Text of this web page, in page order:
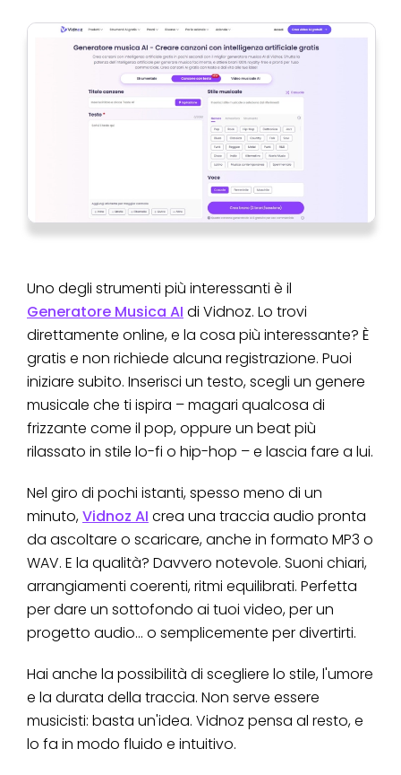
Uno degli strumenti più interessanti è il
Generatore Musica AI di Vidnoz. Lo trovi
direttamente online, e la cosa più interessante? È
gratis e non richiede alcuna registrazione. Puoi
iniziare subito. Inserisci un testo, scegli un genere
musicale che ti ispira – magari qualcosa di
frizzante come il pop, oppure un beat più
rilassato in stile lo-fi o hip-hop – e lascia fare a lui.
Nel giro di pochi istanti, spesso meno di un
minuto,Vidnoz AI crea una traccia audio pronta
da ascoltare o scaricare, anche in formato MP3 o
WAV. E la qualità? Davvero notevole. Suoni chiari,
arrangiamenti coerenti, ritmi equilibrati. Perfetta
per dare un sottofondo ai tuoi video, per un
progetto audio... o semplicemente per divertirti.
Hai anche la possibilità di scegliere lo stile, l'umore
e la durata della traccia. Non serve essere
musicisti: basta un'idea. Vidnoz pensa al resto, e
lo fa in modo fluido e intuitivo.